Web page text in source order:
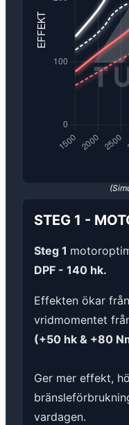
STEG 1 -
Steg 1
DPF - 140 hk.
Effekten ökar från
vridmomentet
(+50 hk & +80
Ger mer effekt,
vardagen.